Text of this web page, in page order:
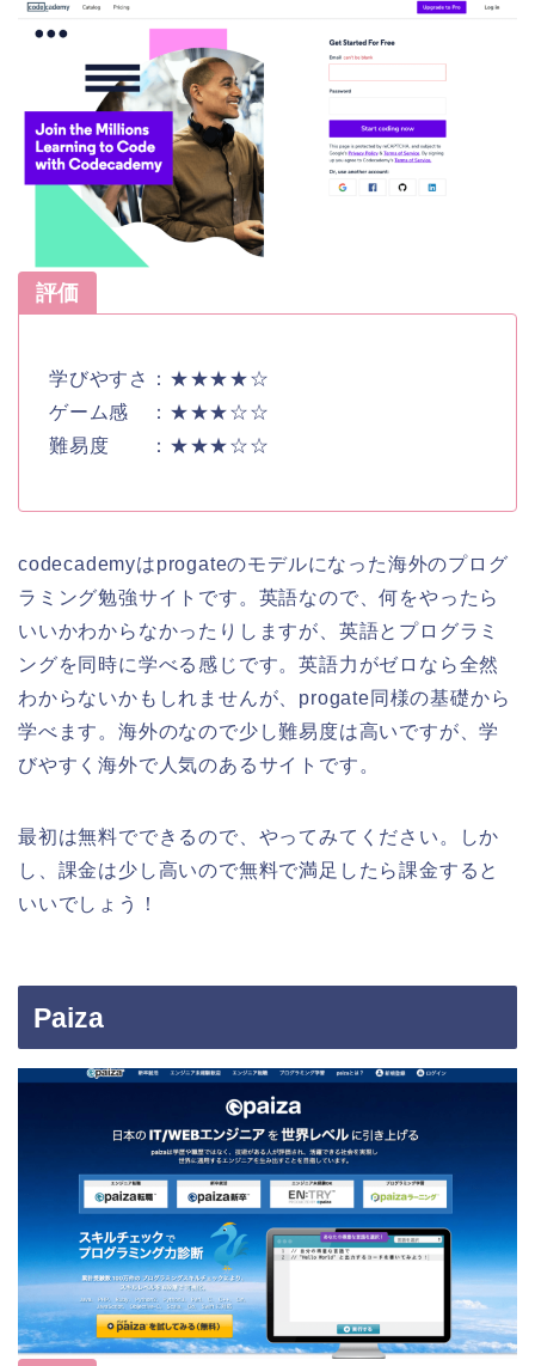
評価
学びやすさ：★★★★☆
ゲーム感 ：★★★☆☆
難易度 ：★★★☆☆
codecademyはprogateのモデルになった海外のプログ
ラミング勉強サイトです。英語なので、何をやったら
いいかわからなかったりしますが、英語とプログラミ
ングを同時に学べる感じです。英語力がゼロなら全然
わからないかもしれませんが、progate同様の基礎から
学べます。海外のなので少し難易度は高いですが、学
びやすく海外で人気のあるサイトです。
最初は無料でできるので、やってみてください。しか
し、課金は少し高いので無料で満足したら課金すると
いいでしょう！
Paiza